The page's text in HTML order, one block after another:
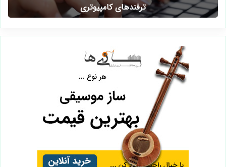
ترفندهای کامپیوتری